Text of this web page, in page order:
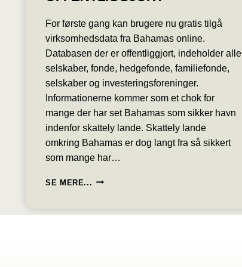
For første gang kan brugere nu gratis tilgå
virksomhedsdata fra Bahamas online.
Databasen der er offentliggjort, indeholder alle
selskaber, fonde, hedgefonde, familiefonde,
selskaber og investeringsforeninger.
Informationerne kommer som et chok for
mange der har set Bahamas som sikker havn
indenfor skattely lande. Skattely lande
omkring Bahamas er dog langt fra så sikkert
som mange har…
SE MERE... ALLE
BAHAMAS